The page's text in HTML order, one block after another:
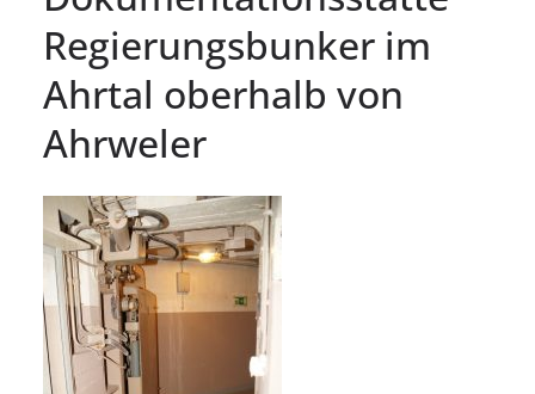
Regierungsbunker im
Ahrtal oberhalb von
Ahrweler